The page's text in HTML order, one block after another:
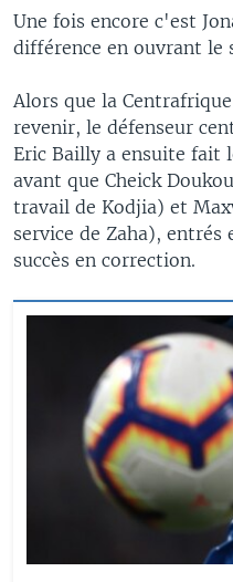
Une fois encore c'est
différence en ouvrant le
Alors que la
revenir, le défenseur
Eric Bailly a ensuite fait
avant que Cheick
travail de Kodjia) et
service de Zaha),
succès en correction.